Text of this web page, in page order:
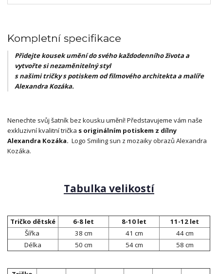
Kompletní specifikace
Přidejte kousek umění do svého každodenního života a
vytvořte si nezaměnitelný styl
s našimi tričky s potiskem od filmového architekta a malíře
Alexandra Kozáka.
Nenechte svůj šatník bez kousku umění! Představujeme vám naše
exkluzivní kvalitní trička s originálním potiskem z dílny
Alexandra Kozáka. Logo Smiling sun z mozaiky obrazů Alexandra
Kozáka.
Tabulka velikostí
Tričko dětské 6-8 let 8-10 let
11-12 let
Šířka
38 cm 41 cm
44 cm
Délka
50 cm 54 cm 58 cm